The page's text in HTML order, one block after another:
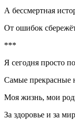
А бессмертная
От ошибок
***
Я сегодня просто
Самые прекрасные
Моя жизнь, мои
За здоровье и за